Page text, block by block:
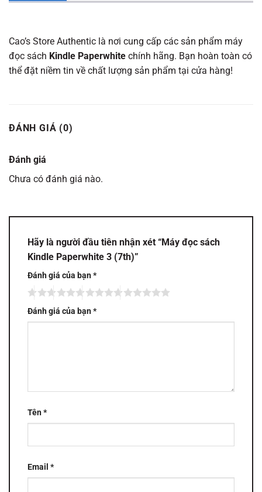
Cao’s Store Authentic là nơi cung cấp các sản phẩm máy
đọc sách Kindle Paperwhite chính hãng. Bạn hoàn toàn có
thể đặt niềm tin về chất lượng sản phẩm tại cửa hàng!
ĐÁNH GIÁ (0)
Đánh giá
Chưa có đánh giá nào.
Hãy là người đầu tiên nhận xét “Máy đọc sách
Kindle Paperwhite 3 (7th)”
Đánh giá của bạn*
Đánh giá của bạn*
Tên*
Email *